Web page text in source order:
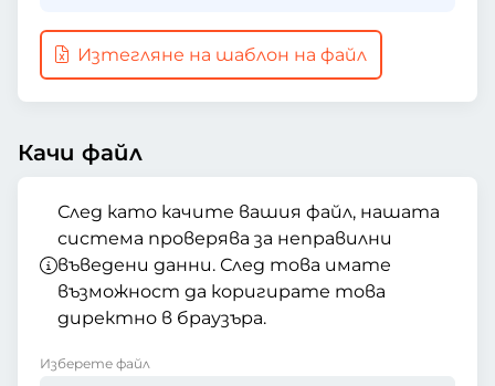
Изтегляне на шаблон на файл
Качи файл
След като качите вашия файл, нашата
система проверява за неправилни
въведени данни. След това имате
възможност да коригирате това
директно в браузъра.
Изберете файл